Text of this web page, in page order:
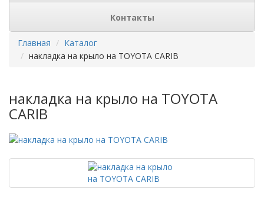
Контакты
Главная
Каталог
накладка на крыло на TOYOTA CARIB
накладка на крыло на TOYOTA
CARIB